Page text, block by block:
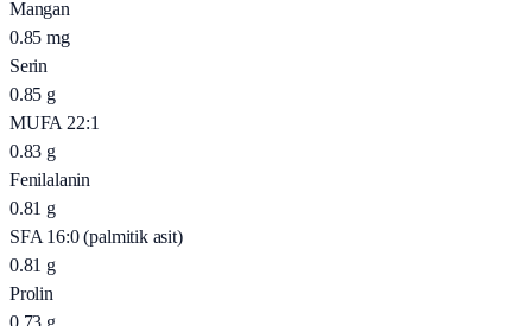
Mangan
0.85 mg
Serin
0.85 g
MUFA 22:1
0.83 g
Fenilalanin
0.81 g
SFA 16:0 (palmitik asit)
0.81 g
Prolin